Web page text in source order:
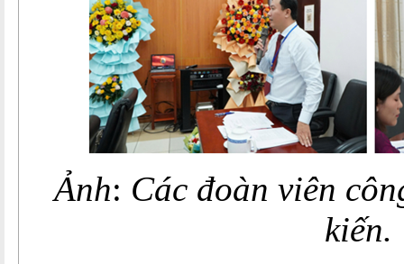
Ảnh: Các đoàn viên
kiến.